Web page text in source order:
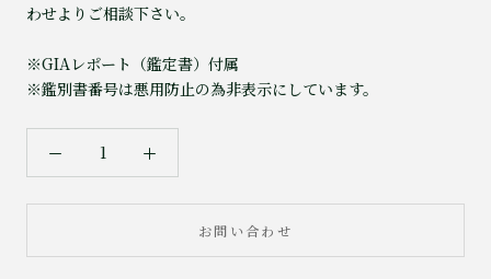
わせよりご相談下さい。
※GIAレポート（鑑定書）付属
※鑑別書番号は悪用防止の為非表示にしています。
お問い合わせ